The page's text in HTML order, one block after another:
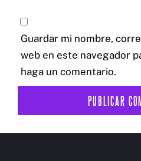
Guardar mi nombre,
web en este navegador
haga un comentario.